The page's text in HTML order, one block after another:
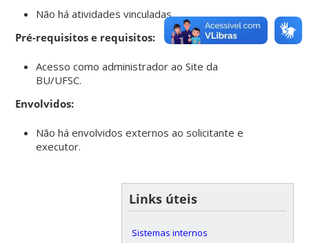
Não há atividades vinculadas.
Pré-requisitos e requisitos:
Acesso como administrador ao Site da
BU/UFSC.
Envolvidos:
Não há envolvidos externos ao solicitante e
executor.
Links úteis
Sistemas internos